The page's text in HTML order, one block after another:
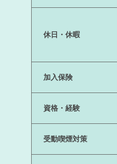
休日・休暇
加入保険
資格・経験
受動喫煙対策